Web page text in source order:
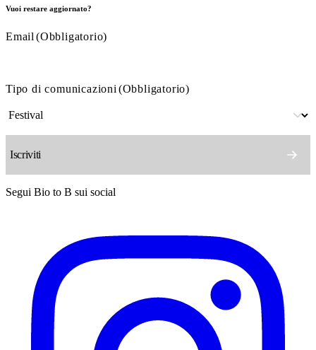
Vuoi restare aggiornato?
Email (Obbligatorio)
Tipo di comunicazioni (Obbligatorio)
Segui Bio to B sui social